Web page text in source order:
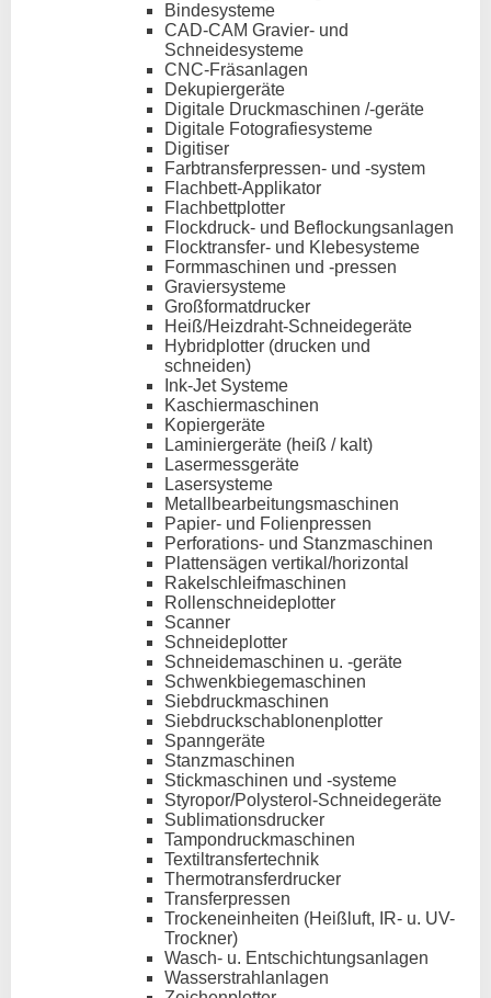
Bindesysteme
CAD-CAM Gravier- und
Schneidesysteme
CNC-Fräsanlagen
Dekupiergeräte
Digitale Druckmaschinen /-geräte
Digitale Fotografiesysteme
Digitiser
Farbtransferpressen- und -system
Flachbett-Applikator
Flachbettplotter
Flockdruck- und Beflockungsanlagen
Flocktransfer- und Klebesysteme
Formmaschinen und -pressen
Graviersysteme
Großformatdrucker
Heiß/Heizdraht-Schneidegeräte
Hybridplotter (drucken und
schneiden)
Ink-Jet Systeme
Kaschiermaschinen
Kopiergeräte
Laminiergeräte (heiß / kalt)
Lasermessgeräte
Lasersysteme
Metallbearbeitungsmaschinen
Papier- und Folienpressen
Perforations- und Stanzmaschinen
Plattensägen vertikal/horizontal
Rakelschleifmaschinen
Rollenschneideplotter
Scanner
Schneideplotter
Schneidemaschinen u. -geräte
Schwenkbiegemaschinen
Siebdruckmaschinen
Siebdruckschablonenplotter
Spanngeräte
Stanzmaschinen
Stickmaschinen und -systeme
Styropor/Polysterol-Schneidegeräte
Sublimationsdrucker
Tampondruckmaschinen
Textiltransfertechnik
Thermotransferdrucker
Transferpressen
Trockeneinheiten (Heißluft, IR- u. UV-
Trockner)
Wasch- u. Entschichtungsanlagen
Wasserstrahlanlagen